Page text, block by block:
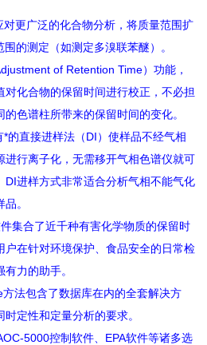
更广泛的化合物分析，将质量范围扩
的测定（如测定多溴联苯醚）。
of Retention Time）功能，
对化合物的保留时间进行校正，不必担
色谱柱所带来的保留时间的变化。
的直接进样法（DI）使样品不经气相
进行离子化，无需移开气相色谱仪就可
DI进样方式非常适合分析气相不能气化
。
集合了近千种有害化学物质的保留时
户在针对环境保护、食品安全的日常检
力的助手。
法包含了数据库在内的全套解决方
定性和定量分析的要求。
5000控制软件、EPA软件等诸多选